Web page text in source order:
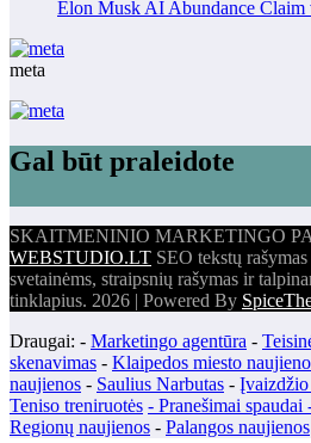
Elon Musk AI Abundance Claim
meta
Gal būt praleidote
SKAITMENINIO MARKETINGO
WEBSTUDIO.LT SEO tekstų
svetainėms, straipsnių rašymas ir
tinklapius. 2026 | Powered By
Draugai: - Marketingo agentūra -
skenavimas - Klaipedos miesto
naujienos - Saulius Narbutas -
Teniso treniruotės - Pranešimai spaudai
Regionų naujienos - Palangos naujienos